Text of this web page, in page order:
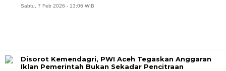
Sabtu, 7 Feb 2026 - 13:06 WIB
Disorot Kemendagri, PWI Aceh Tegaskan Anggaran
Iklan Pemerintah Bukan Sekadar Pencitraan